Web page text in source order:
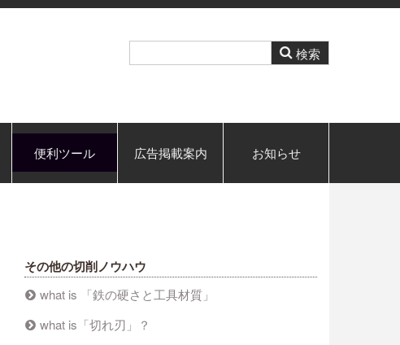
便利ツール 広告掲載案内 お知らせ
その他の切削ノウハウ
what is 「鉄の硬さと工具材質」
what is「切れ刃」？